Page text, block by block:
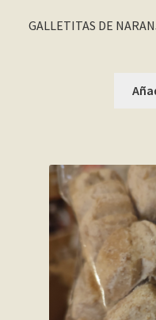
GALLETITAS DE